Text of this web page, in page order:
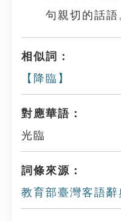
句親切的話語
相似詞：
【降臨】
對應華語：
光臨
詞條來源：
教育部臺灣客語辭